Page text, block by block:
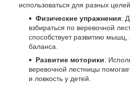
использоваться для разных
Физические упражнения:
взбираться по веревочной
способствует развитию мышц,
баланса.
Развитие моторики:
веревочной лестницы
и ловкость у детей.